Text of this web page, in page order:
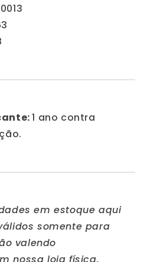
1 ano contra
em estoque aqui
somente para
valendo